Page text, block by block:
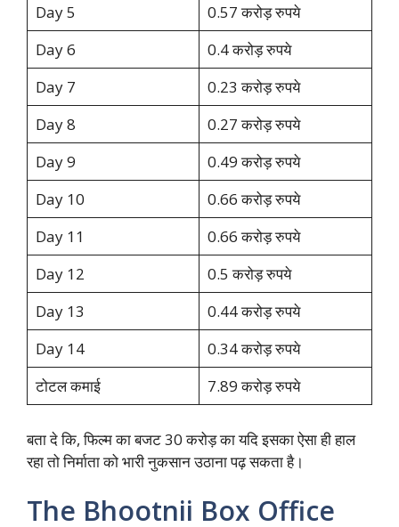
Day 5
0.57 करोड़ रुपये
Day 6
0.4 करोड़ रुपये
Day 7
0.23 करोड़ रुपये
Day 8
0.27 करोड़ रुपये
Day 9
0.49 करोड़ रुपये
Day 10
0.66 करोड़ रुपये
Day 11
0.66 करोड़ रुपये
Day 12
0.5 करोड़ रुपये
Day 13
0.44 करोड़ रुपये
Day 14
0.34 करोड़ रुपये
टोटल कमाई
7.89 करोड़ रुपये
बता दे कि, फिल्म का बजट 30 करोड़ का यदि इसका ऐसा ही हाल
रहा तो निर्माता को भारी नुकसान उठाना पढ़ सकता है।
The Bhootnii Box Office